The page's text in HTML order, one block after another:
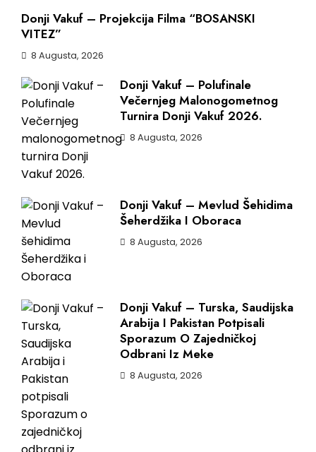
Donji Vakuf – Projekcija Filma “BOSANSKI
VITEZ”
8 Augusta, 2026
Donji Vakuf – Polufinale
Večernjeg Malonogometnog
Turnira Donji Vakuf 2026.
8 Augusta, 2026
Donji Vakuf – Mevlud Šehidima
Šeherdžika I Oboraca
8 Augusta, 2026
Donji Vakuf – Turska, Saudijska
Arabija I Pakistan Potpisali
Sporazum O Zajedničkoj
Odbrani Iz Meke
8 Augusta, 2026